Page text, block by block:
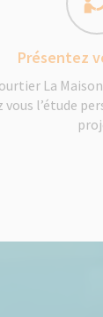
Présentez
La
vous l’étude